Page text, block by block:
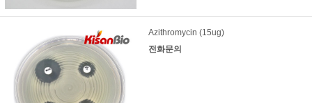
Azithromycin (15ug)
전화문의